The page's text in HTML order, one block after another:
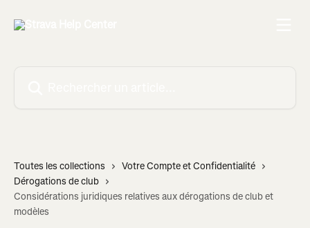
Toutes les collections
Votre Compte et Confidentialité
Dérogations de club
Considérations juridiques relatives aux dérogations de club et
modèles